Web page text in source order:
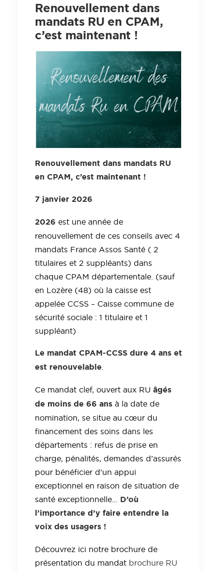
Renouvellement dans
mandats RU en CPAM,
c’est maintenant !
Renouvellement dans mandats RU
en CPAM, c’est maintenant !
7 janvier 2026
2026 est une année de
renouvellement de ces conseils avec 4
mandats France Assos Santé ( 2
titulaires et 2 suppléants) dans
chaque CPAM départementale. (sauf
en Lozère (48) où la caisse est
appelée CCSS – Caisse commune de
sécurité sociale : 1 titulaire et 1
suppléant)
Le mandat CPAM-CCSS dure 4 ans et
est renouvelable
Ce mandat clef, ouvert aux RU âgés
de moins de 66 ans à la date de
nomination, se situe au cœur du
financement des soins dans les
départements : refus de prise en
charge, pénalités, demandes d’assurés
pour bénéficier d’un appui
exceptionnel en raison de situation de
santé exceptionnelle… D’où
l’importance d’y faire entendre la
voix des usagers !
Découvrez ici notre brochure de
présentation du mandat brochure RU